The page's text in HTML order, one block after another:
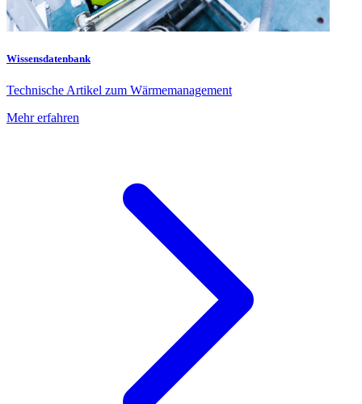
Wissensdatenbank
Technische Artikel zum Wärmemanagement
Mehr erfahren